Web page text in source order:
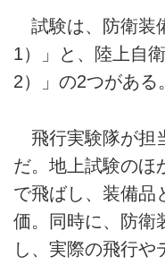
試験は、防衛装
1）」と、陸上自
2）」の2つがある。
飛行実験隊が担
だ。地上試験のほ
で飛ばし、装備品
価。同時に、防衛
し、実際の飛行や